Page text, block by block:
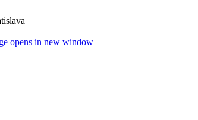
opens in new window